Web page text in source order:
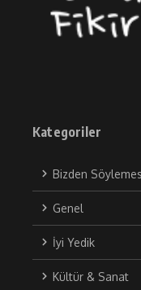
Kategoriler
Bizden
Genel
İyi Yedik
Kültür & Sanat